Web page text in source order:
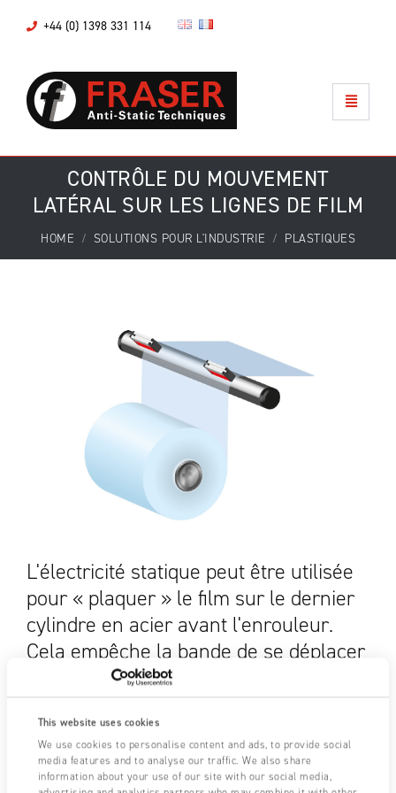
This website uses cookies
We use cookies to personalise content and ads, to provide social
media features and to analyse our traffic. We also share
information about your use of our site with our social media,
+44 (0) 1398 331 114
CONTRÔLE DU MOUVEMENT
LATÉRAL SUR LES LIGNES DE FILM
HOME SOLUTIONS POUR L'INDUSTRIE PLASTIQUES
L'électricité statique peut être utilisée
pour « plaquer » le film sur le dernier
cylindre en acier avant l'enrouleur.
Cela empêche la bande de se déplacer
latéralement et de provoquer une
mauvaise bobine.
Besoin d'assistance ?